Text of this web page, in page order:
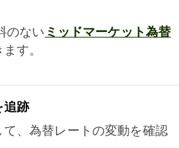
のない ミッドマーケット為替
す。
追跡
、為替レートの変動を確認